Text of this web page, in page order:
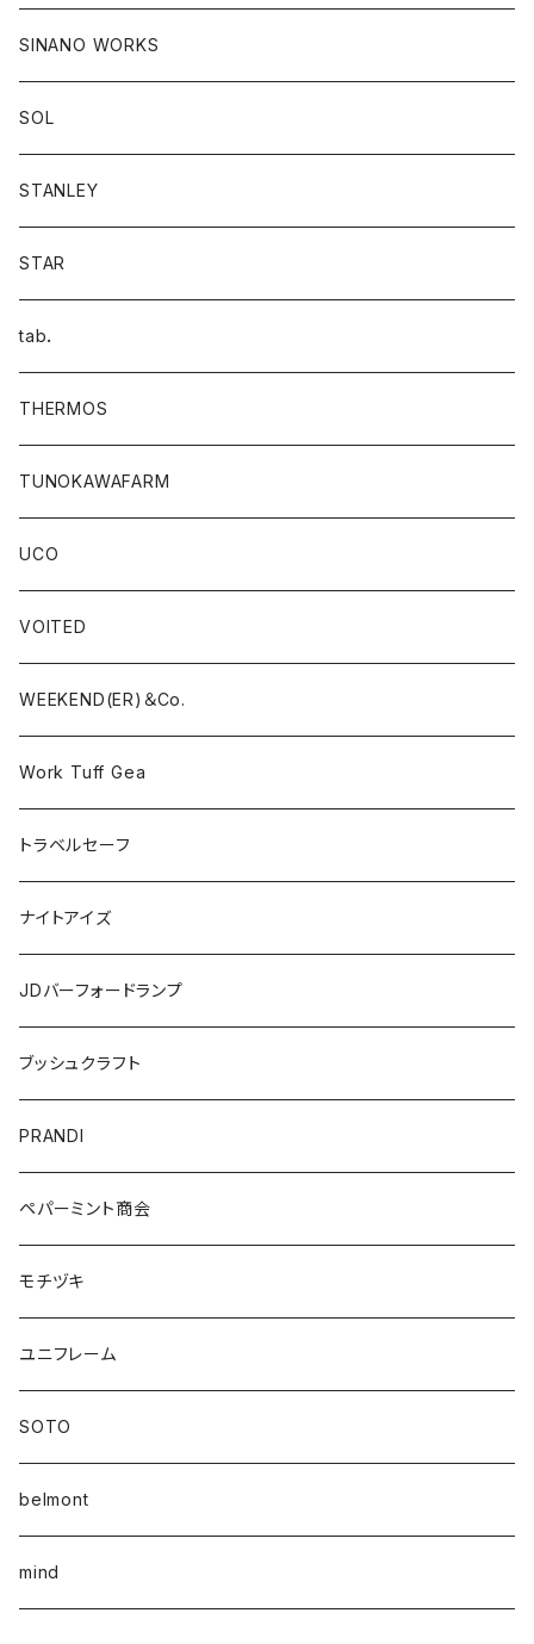
SINANO WORKS
SOL
STANLEY
STAR
tab．
THERMOS
TUNOKAWAFARM
UCO
VOITED
WEEKEND(ER)＆Co.
Work Tuff Gea
トラベルセーフ
ナイトアイズ
JDバーフォードランプ
ブッシュクラフト
PRANDI
ペパーミント商会
モチヅキ
ユニフレーム
SOTO
belmont
mind